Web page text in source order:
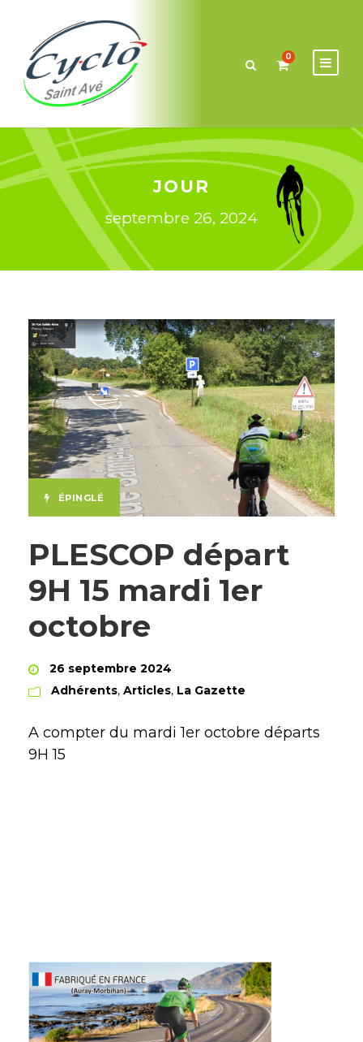
0
JOUR
septembre 26, 2024
ÉPINGLÉ
PLESCOP départ
9H 15 mardi 1er
octobre
26 septembre 2024
Adhérents, Articles, La Gazette
A compter du mardi 1er octobre départs
9H 15